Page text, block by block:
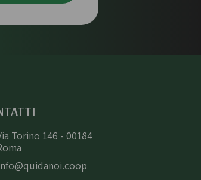
Torino 146 - 00184